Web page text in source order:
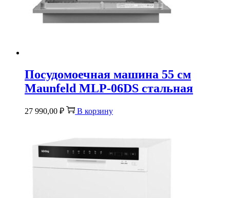
Посудомоечная машина 55 см
Maunfeld MLP-06DS стальная
27 990,00 ₽ В корзину